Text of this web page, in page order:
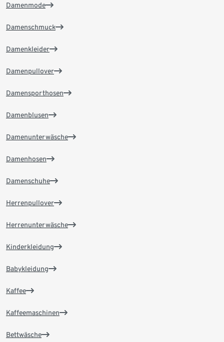
Damenmode
Damenschmuck
Damenkleider
Damenpullover
Damensporthosen
Damenblusen
Damenunterwäsche
Damenhosen
Damenschuhe
Herrenpullover
Herrenunterwäsche
Kinderkleidung
Babykleidung
Kaffee
Kaffeemaschinen
Bettwäsche